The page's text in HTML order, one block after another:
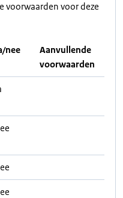
voorwaarden voor deze
nee
Aanvullende
voorwaarden